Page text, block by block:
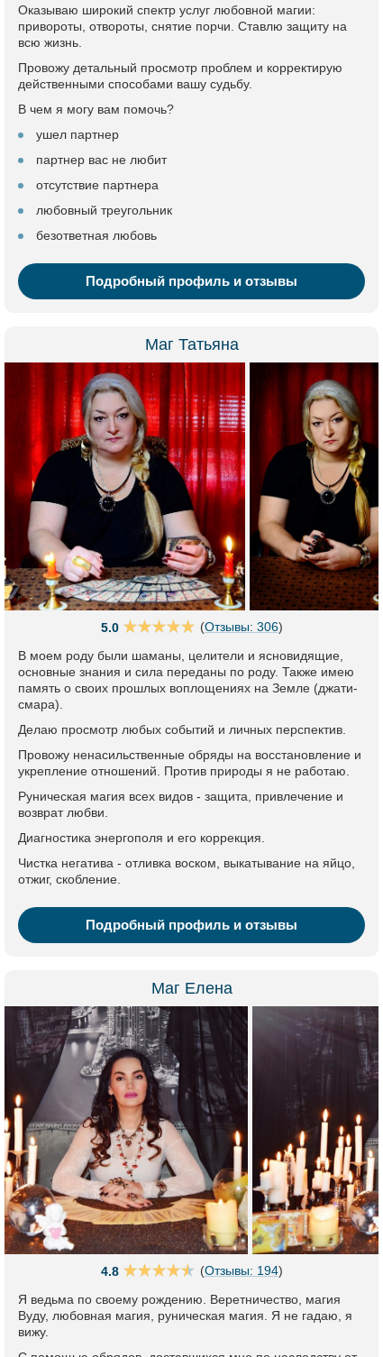
Оказываю широкий спектр услуг любовной магии:
привороты, отвороты, снятие порчи. Ставлю защиту на
всю жизнь.
Провожу детальный просмотр проблем и корректирую
действенными способами вашу судьбу.
В чем я могу вам помочь?
ушел партнер
партнер вас не любит
отсутствие партнера
любовный треугольник
безответная любовь
Подробный профиль и отзывы
Маг Татьяна
5.0 (Отзывы: 306)
В моем роду были шаманы, целители и ясновидящие,
основные знания и сила переданы по роду. Также имею
память о своих прошлых воплощениях на Земле (джати-
смара).
Делаю просмотр любых событий и личных перспектив.
Провожу ненасильственные обряды на восстановление и
укрепление отношений. Против природы я не работаю.
Руническая магия всех видов - защита, привлечение и
возврат любви.
Диагностика энергополя и его коррекция.
Чистка негатива - отливка воском, выкатывание на яйцо,
отжиг, скобление.
Подробный профиль и отзывы
Маг Елена
4.8 (Отзывы: 194)
Я ведьма по своему рождению. Веретничество, магия
Вуду, любовная магия, руническая магия. Я не гадаю, я
вижу.